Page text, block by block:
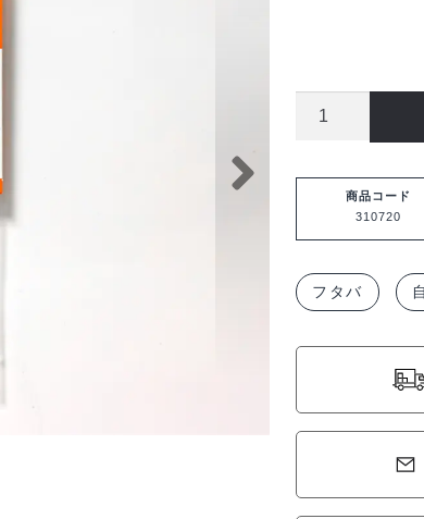
用
ネ
タ
防
カ
商品コード
310720
フタバ